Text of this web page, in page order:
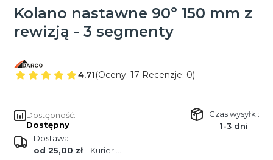
Kolano nastawne 90º 150 mm z
rewizją - 3 segmenty
4.71(Oceny: 17 Recenzje: 0)
Dostępność:
Dostępny
Czas wysyłki:
1-3 dni
Dostawa
od 25,00 zł- Kurier DPD